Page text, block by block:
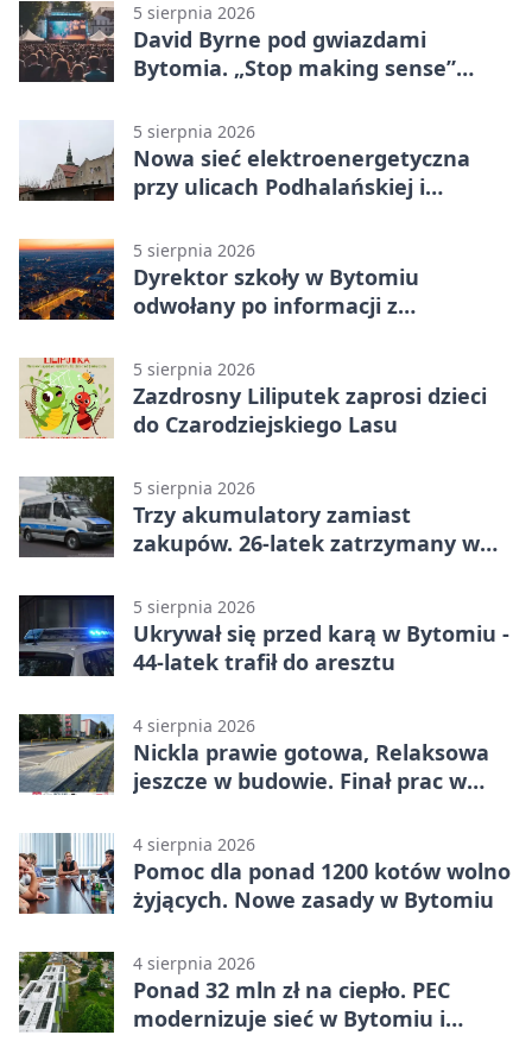
5 sierpnia 2026
David Byrne pod gwiazdami
Bytomia. „Stop making sense”
5 sierpnia 2026
Nowa sieć elektroenergetyczna
przy ulicach Podhalańskiej i
5 sierpnia 2026
Dyrektor szkoły w Bytomiu
odwołany po informacji z
5 sierpnia 2026
Zazdrosny Liliputek zaprosi dzieci
do Czarodziejskiego Lasu
5 sierpnia 2026
Trzy akumulatory zamiast
zakupów. 26-latek zatrzymany w
5 sierpnia 2026
Ukrywał się przed karą w Bytomiu -
44-latek trafił do aresztu
4 sierpnia 2026
Nickla prawie gotowa, Relaksowa
jeszcze w budowie. Finał prac w
4 sierpnia 2026
Pomoc dla ponad 1200 kotów wolno
żyjących. Nowe zasady w Bytomiu
4 sierpnia 2026
Ponad 32 mln zł na ciepło. PEC
modernizuje sieć w Bytomiu i